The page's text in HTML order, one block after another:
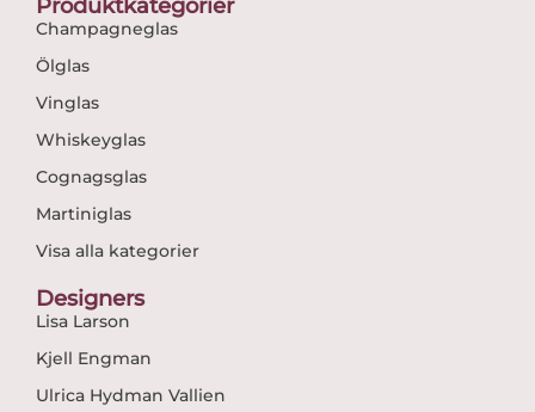
Produktkategorier
Champagneglas
Ölglas
Vinglas
Whiskeyglas
Cognagsglas
Martiniglas
Visa alla kategorier
Designers
Lisa Larson
Kjell Engman
Ulrica Hydman Vallien